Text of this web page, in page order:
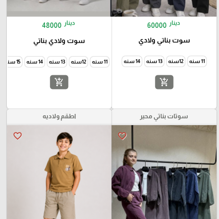
60000 دينار
سوت بناتي ولادي
11 سنه 12سنه 13 سنه 14 سنه
add_shopping_cart
48000 دينار
سوت ولادي بناتي
11 سنه 12سنه 13 سنه 14 سنه 15 سنه
add_shopping_cart
سوتات بناتي محير
favorite_border
اطقم ولاديه
favorite_border